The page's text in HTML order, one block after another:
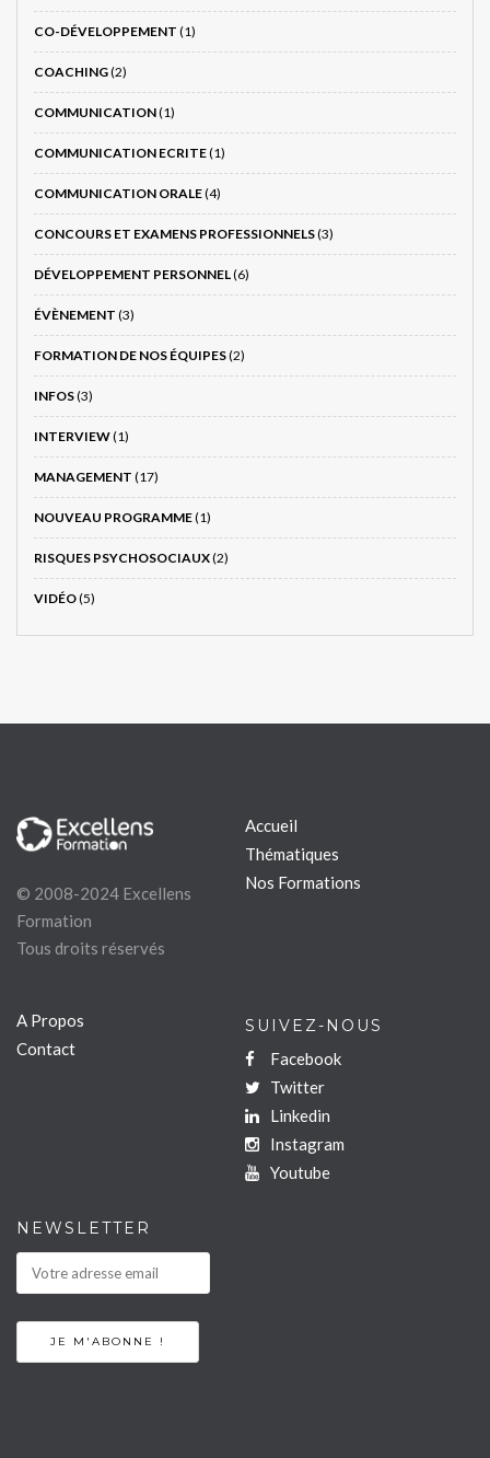
CO-DÉVELOPPEMENT (1)
COACHING(2)
COMMUNICATION(1)
COMMUNICATION ECRITE(1)
COMMUNICATION ORALE(4)
CONCOURS ET EXAMENS PROFESSIONNELS(3)
DÉVELOPPEMENT PERSONNEL(6)
ÉVÈNEMENT (3)
FORMATION DE NOS ÉQUIPES(2)
INFOS(3)
INTERVIEW(1)
MANAGEMENT (17)
NOUVEAU PROGRAMME(1)
RISQUES PSYCHOSOCIAUX(2)
VIDÉO(5)
© 2008-2024 Excellens
Formation
Tous droits réservés
Accueil
Thématiques
Nos Formations
A Propos
Contact
SUIVEZ-NOUS
Facebook
Twitter
Linkedin
Instagram
Youtube
NEWSLETTER